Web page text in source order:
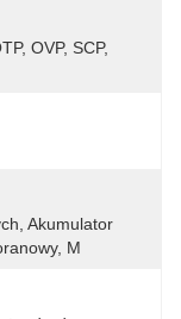
OVP, SCP,
Akumulator
M